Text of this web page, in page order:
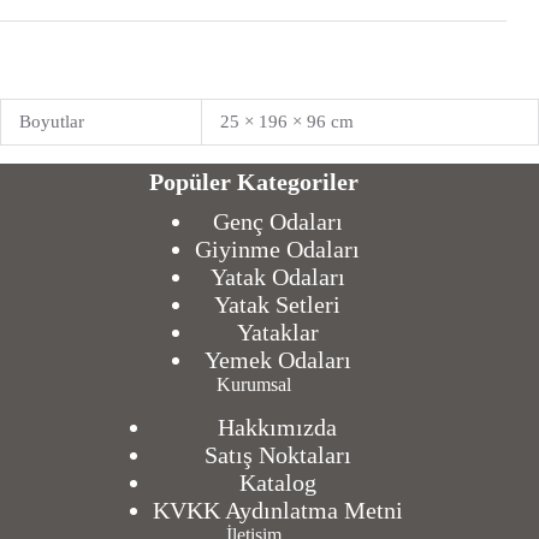
Boyutlar 25 × 196 × 96 cm
Popüler Kategoriler
Genç Odaları
Giyinme Odaları
Yatak Odaları
Yatak Setleri
Yataklar
Yemek Odaları
Kurumsal
Hakkımızda
Satış Noktaları
Katalog
KVKK Aydınlatma Metni
İletişim